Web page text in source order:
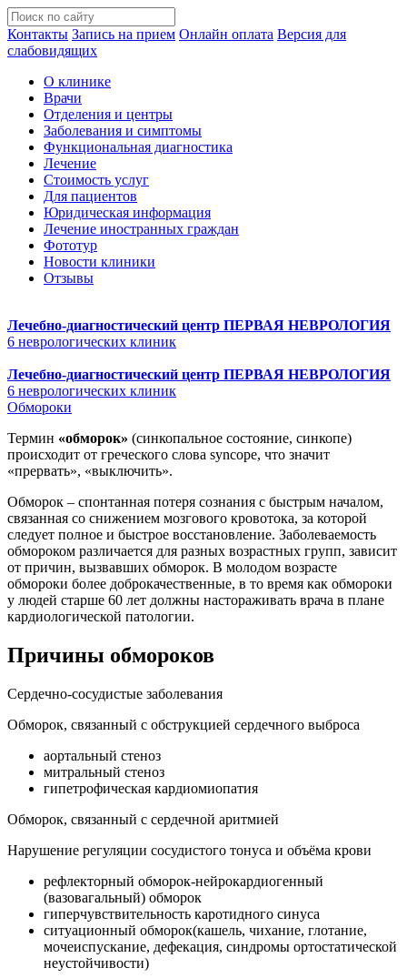
Контакты Запись на прием Онлайн оплата Версия для
слабовидящих
О клинике
Врачи
Отделения и центры
Заболевания и симптомы
Функциональная диагностика
Лечение
Стоимость услуг
Для пациентов
Юридическая информация
Лечение иностранных граждан
Фототур
Новости клиники
Отзывы
Лечебно-диагностический центр ПЕРВАЯ НЕВРОЛОГИЯ
6 неврологических клиник
Лечебно-диагностический центр ПЕРВАЯ НЕВРОЛОГИЯ
6 неврологических клиник
Обмороки
Термин «обморок» (синкопальное состояние, синкопе)
происходит от греческого слова syncope, что значит
«прервать», «выключить».
Обморок – спонтанная потеря сознания с быстрым началом,
связанная со снижением мозгового кровотока, за которой
следует полное и быстрое восстановление. Заболеваемость
обмороком различается для разных возрастных групп, зависит
от причин, вызвавших обморок. В молодом возрасте
обмороки более доброкачественные, в то время как обмороки
у людей старше 60 лет должны настораживать врача в плане
кардиологической патологии.
Причины обмороков
Сердечно-сосудистые заболевания
Обморок, связанный с обструкцией сердечного выброса
аортальный стеноз
митральный стеноз
гипетрофическая кардиомиопатия
Обморок, связанный с сердечной аритмией
Нарушение регуляции сосудистого тонуса и объёма крови
рефлекторный обморок-нейрокардиогенный
(вазовагальный) обморок
гиперчувствительность каротидного синуса
ситуационный обморок(кашель, чихание, глотание,
мочеиспускание, дефекация, синдромы ортостатической
неустойчивости)